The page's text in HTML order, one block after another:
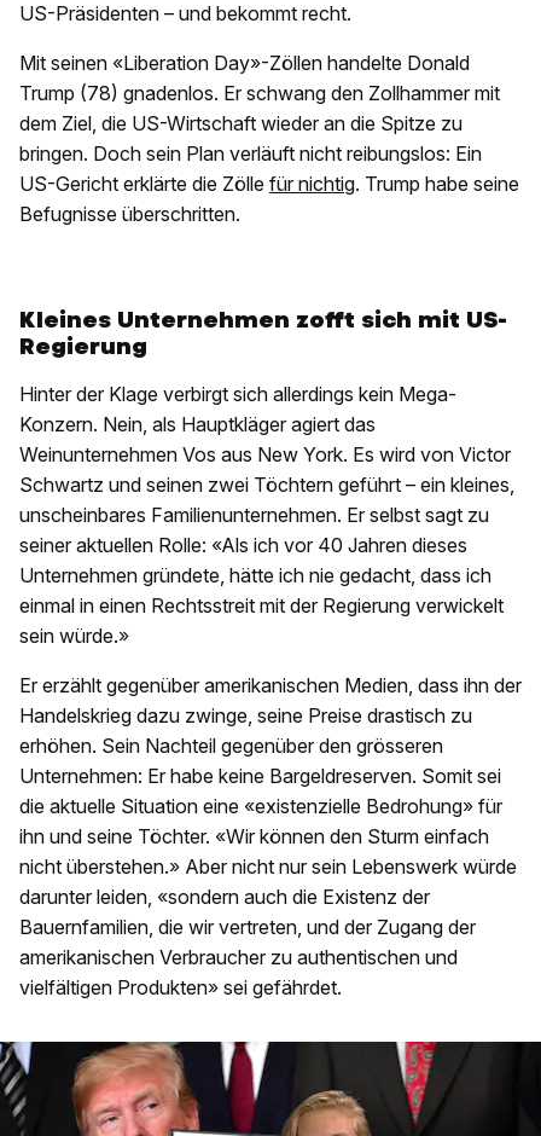
US-Präsidenten – und bekommt recht.
Mit seinen «Liberation Day»-Zöllen handelte Donald
Trump (78) gnadenlos. Er schwang den Zollhammer mit
dem Ziel, die US-Wirtschaft wieder an die Spitze zu
bringen. Doch sein Plan verläuft nicht reibungslos: Ein
US-Gericht erklärte die Zölle für nichtig. Trump habe seine
Befugnisse überschritten.
Kleines Unternehmen zofft sich mit US-
Regierung
Hinter der Klage verbirgt sich allerdings kein Mega-
Konzern. Nein, als Hauptkläger agiert das
Weinunternehmen Vos aus New York. Es wird von Victor
Schwartz und seinen zwei Töchtern geführt – ein kleines,
unscheinbares Familienunternehmen. Er selbst sagt zu
seiner aktuellen Rolle: «Als ich vor 40 Jahren dieses
Unternehmen gründete, hätte ich nie gedacht, dass ich
einmal in einen Rechtsstreit mit der Regierung verwickelt
sein würde.»
Er erzählt gegenüber amerikanischen Medien, dass ihn der
Handelskrieg dazu zwinge, seine Preise drastisch zu
erhöhen. Sein Nachteil gegenüber den grösseren
Unternehmen: Er habe keine Bargeldreserven. Somit sei
die aktuelle Situation eine «existenzielle Bedrohung» für
ihn und seine Töchter. «Wir können den Sturm einfach
nicht überstehen.» Aber nicht nur sein Lebenswerk würde
darunter leiden, «sondern auch die Existenz der
Bauernfamilien, die wir vertreten, und der Zugang der
amerikanischen Verbraucher zu authentischen und
vielfältigen Produkten» sei gefährdet.